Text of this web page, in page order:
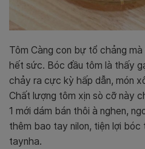
Tôm Càng con bự tổ chảng
hết sức. Bóc đầu tôm là thấy
chảy ra cực kỳ hấp dẫn, món
Chất lượng tôm xịn sò cỡ này
1 mới dám bán thôi à nghen,
thêm bao tay nilon, tiện lợi bóc
taynha.